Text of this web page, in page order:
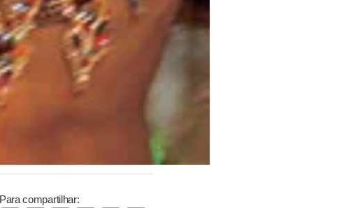
Para compartilhar: